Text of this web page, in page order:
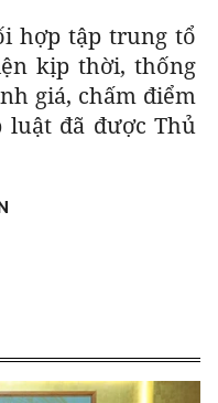
hợp tập trung tổ
kịp thời, thống
giá, chấm điểm
luật đã được Thủ